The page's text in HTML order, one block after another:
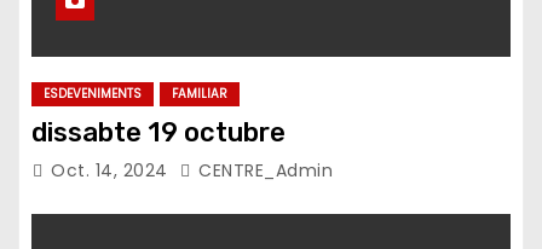
ESDEVENIMENTS FAMILIAR
dissabte 19 octubre
Oct. 14, 2024 CENTRE_Admin